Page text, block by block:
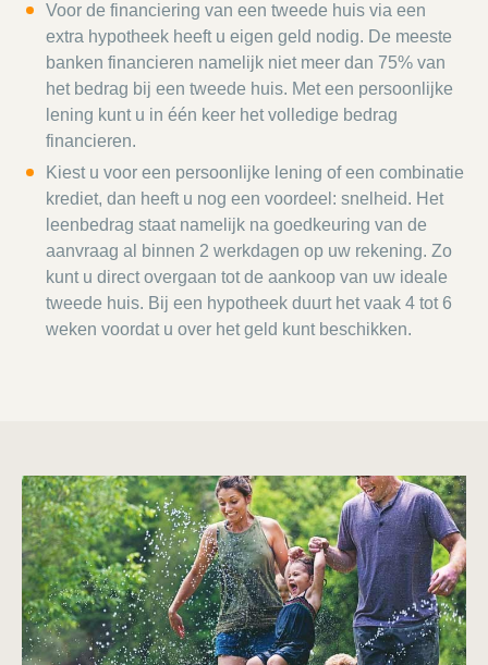
Voor de financiering van een tweede huis via een
extra hypotheek heeft u eigen geld nodig. De meeste
banken financieren namelijk niet meer dan 75% van
het bedrag bij een tweede huis. Met een persoonlijke
lening kunt u in één keer het volledige bedrag
financieren.
Kiest u voor een persoonlijke lening of een combinatie
krediet, dan heeft u nog een voordeel: snelheid. Het
leenbedrag staat namelijk na goedkeuring van de
aanvraag al binnen 2 werkdagen op uw rekening. Zo
kunt u direct overgaan tot de aankoop van uw ideale
tweede huis. Bij een hypotheek duurt het vaak 4 tot 6
weken voordat u over het geld kunt beschikken.